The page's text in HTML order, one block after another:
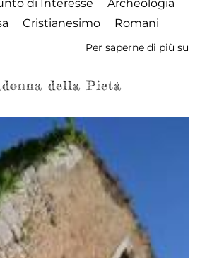
di Interesse
Archeologia
Cristianesimo Romani
Per saperne di più su
della Pietà